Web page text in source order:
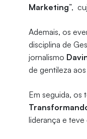
Marketing”,
Ademais, os
disciplina de
jornalismo
de gentileza
Em seguida, os
liderança e